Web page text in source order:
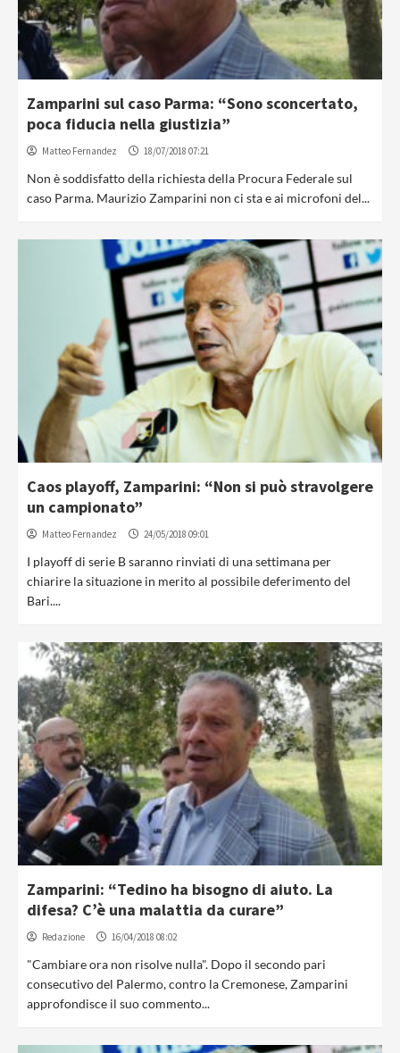
Zamparini sul caso Parma: “Sono sconcertato,
poca fiducia nella giustizia”
Matteo Fernandez 18/07/2018 07:21
Non è soddisfatto della richiesta della Procura Federale sul
caso Parma. Maurizio Zamparini non ci sta e ai microfoni del...
Caos playoff, Zamparini: “Non si può stravolgere
un campionato”
Matteo Fernandez 24/05/2018 09:01
I playoff di serie B saranno rinviati di una settimana per
chiarire la situazione in merito al possibile deferimento del
Bari....
Zamparini: “Tedino ha bisogno di aiuto. La
difesa? C’è una malattia da curare”
Redazione 16/04/2018 08:02
"Cambiare ora non risolve nulla". Dopo il secondo pari
consecutivo del Palermo, contro la Cremonese, Zamparini
approfondisce il suo commento...